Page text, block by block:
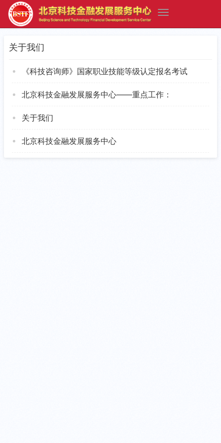
关于我们
《科技咨询师》国家职业技能等级认定报名考试
北京科技金融发展服务中心——重点工作：
关于我们
北京科技金融发展服务中心